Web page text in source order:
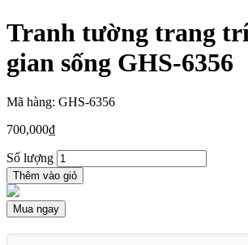
Tranh tường trang
gian sống GHS-6356
Mã hàng: GHS-6356
700,000₫
Số lượng
Thêm vào giỏ
Mua ngay